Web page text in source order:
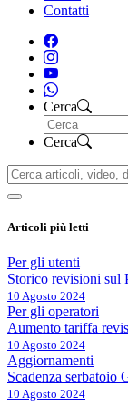
Contatti
Cerca
Cerca
Articoli più letti
Per gli utenti
Storico revisioni sul
10 Agosto 2024
Per gli operatori
Aumento tariffa
10 Agosto 2024
Aggiornamenti
Scadenza serbatoio
10 Agosto 2024